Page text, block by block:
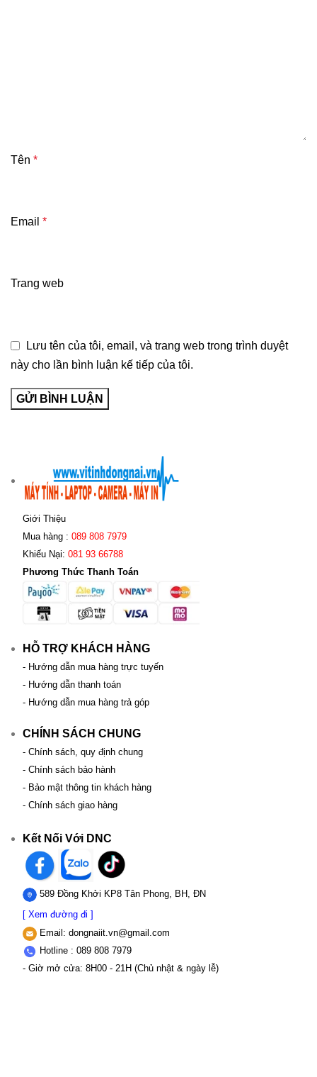
Tên *
Email *
Trang web
Lưu tên của tôi, email, và trang web trong trình duyệt
này cho lần bình luận kế tiếp của tôi.
Giới Thiệu
Mua hàng : 089 808 7979
Khiếu Nại: 081 93 66788
Phương Thức Thanh Toán
HỖ TRỢ KHÁCH HÀNG
- Hướng dẫn mua hàng trực tuyến
- Hướng dẫn thanh toán
- Hướng dẫn mua hàng trả góp
CHÍNH SÁCH CHUNG
- Chính sách, quy định chung
- Chính sách bảo hành
- Bảo mật thông tin khách hàng
- Chính sách giao hàng
Kết Nối Với DNC
589 Đồng Khởi KP8 Tân Phong, BH, ĐN
[ Xem đường đi ]
Email: dongnaiit.vn@gmail.com
Hotline : 089 808 7979
- Giờ mở cửa: 8H00 - 21H (Chủ nhật & ngày lễ)